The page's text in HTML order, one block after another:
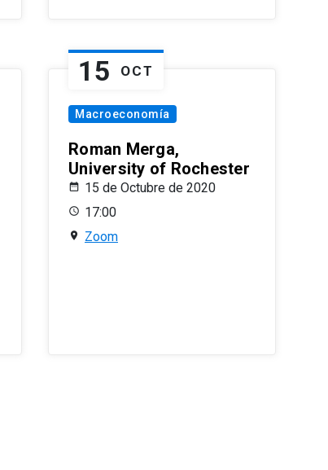
15 OCT
Macroeconomía
Roman Merga,
University of Rochester
15 de Octubre de 2020
17:00
Zoom